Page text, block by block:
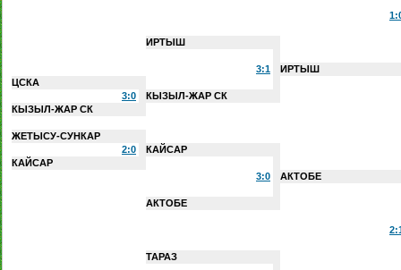
ИРТЫШ
3:1
ИРТЫШ
ЦСКА
3:0
КЫЗЫЛ-ЖАР СК
КЫЗЫЛ-ЖАР СК
ЖЕТЫСУ-СУНКАР
2:0
КАЙСАР
КАЙСАР
3:0
АКТОБЕ
АКТОБЕ
ТАРАЗ